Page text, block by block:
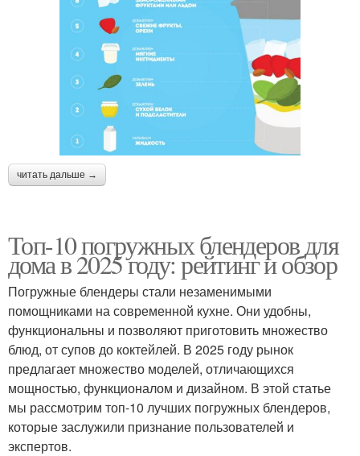
читать дальше →
Топ-10 погружных блендеров для
дома в 2025 году: рейтинг и обзор
Погружные блендеры стали незаменимыми
помощниками на современной кухне. Они удобны,
функциональны и позволяют приготовить множество
блюд, от супов до коктейлей. В 2025 году рынок
предлагает множество моделей, отличающихся
мощностью, функционалом и дизайном. В этой статье
мы рассмотрим топ-10 лучших погружных блендеров,
которые заслужили признание пользователей и
экспертов.